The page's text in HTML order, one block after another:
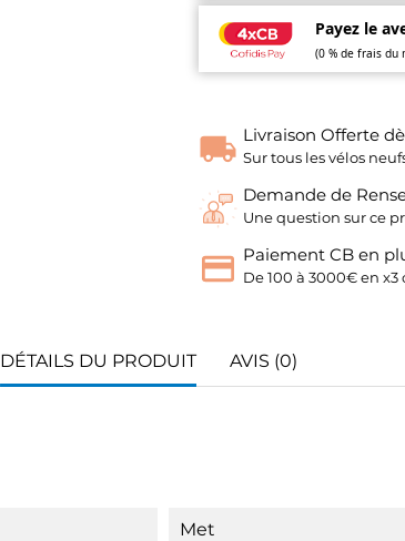
Payez le
(0 % de frais du
Livraison Offerte
Sur tous les vélos
Demande de
Une question sur ce
Paiement CB en
De 100 à 3000€ en x3
DÉTAILS DU PRODUIT AVIS (0)
Met